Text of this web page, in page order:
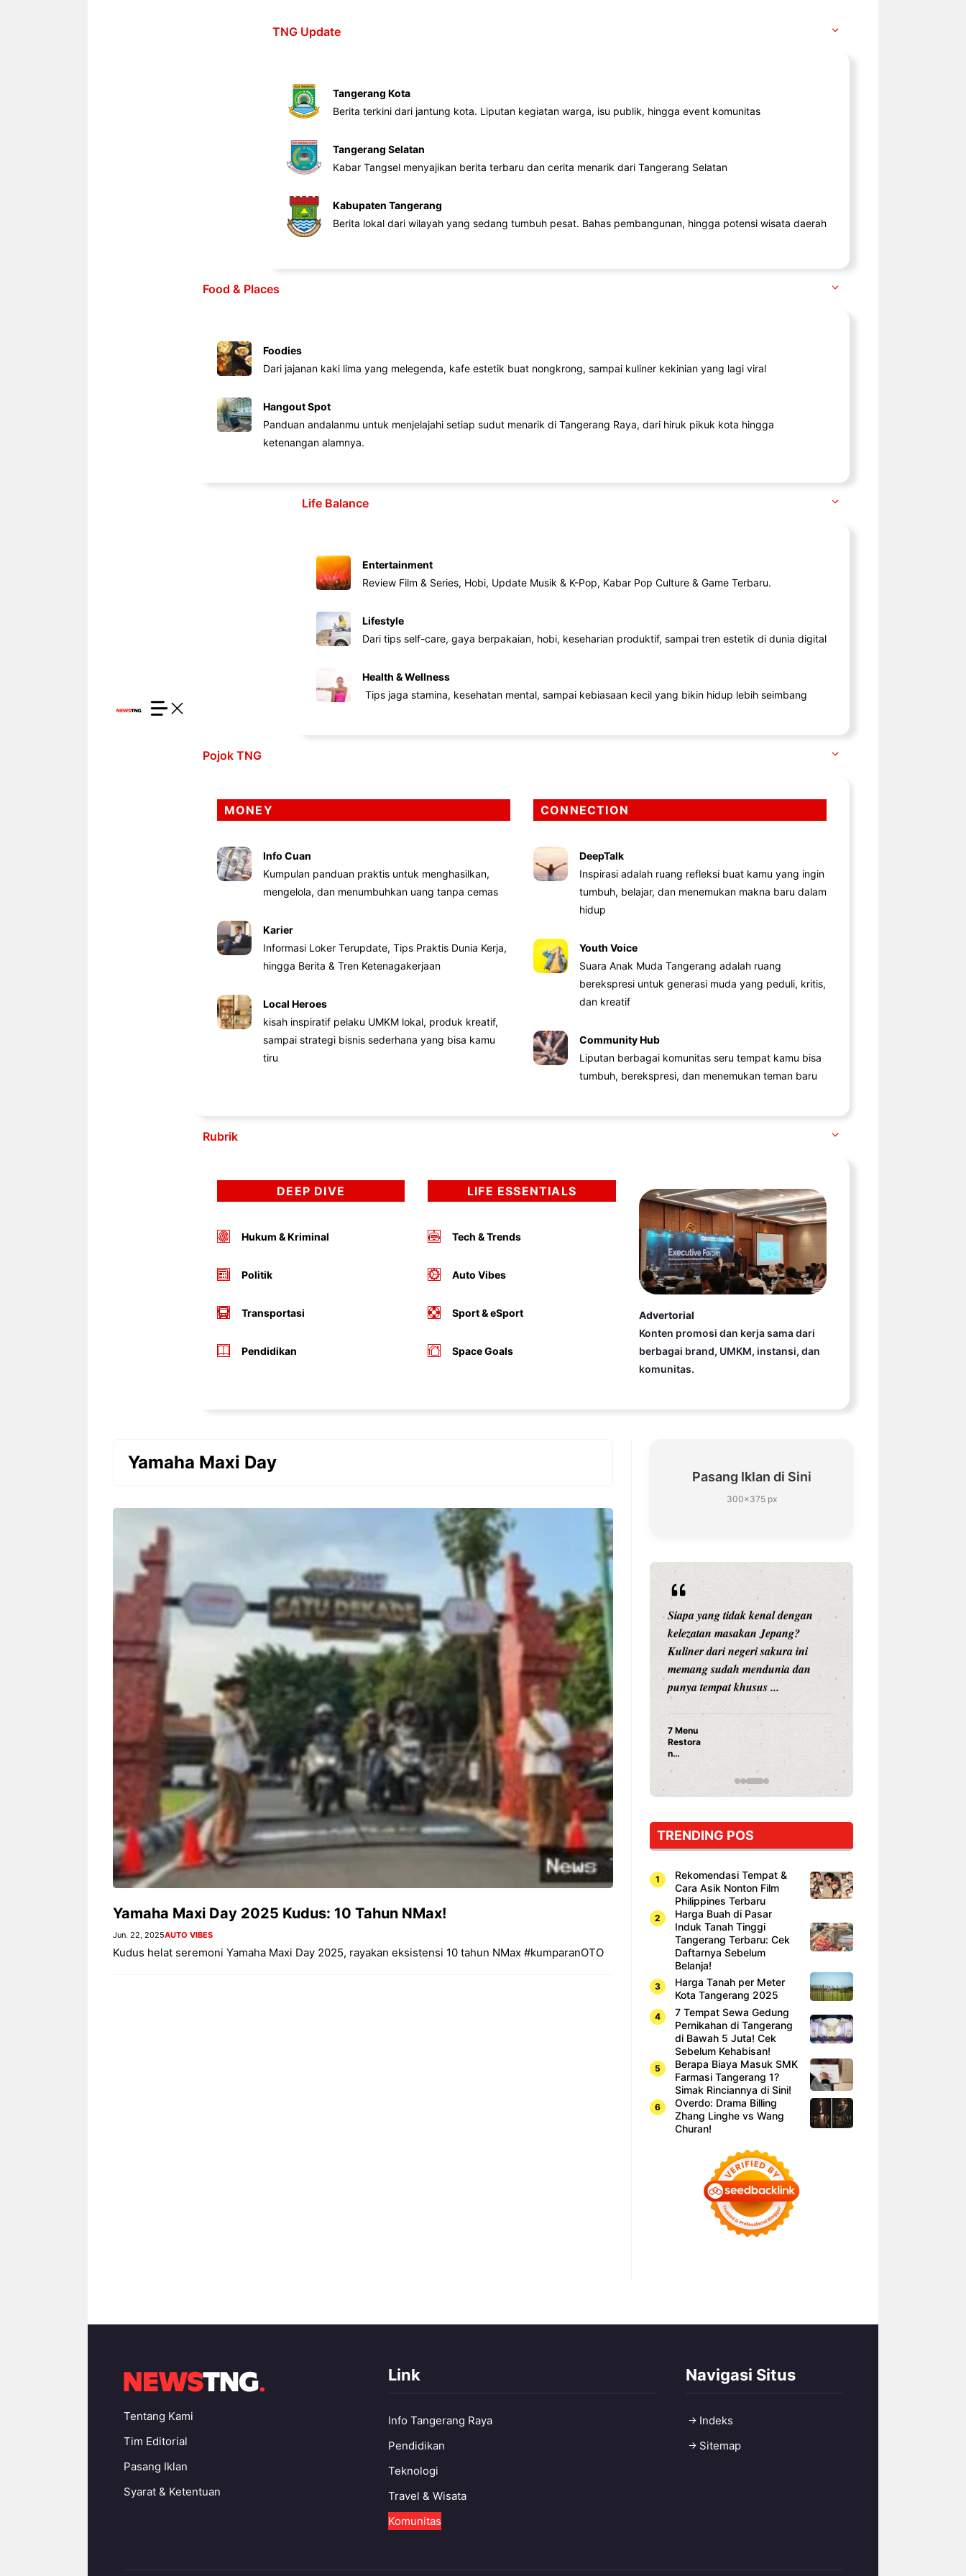
TNG Update
Tangerang Kota
Berita terkini dari jantung kota. Liputan kegiatan warga, isu publik, hingga event komunitas
Tangerang Selatan
Kabar Tangsel menyajikan berita terbaru dan cerita menarik dari Tangerang Selatan
Kabupaten Tangerang
Berita lokal dari wilayah yang sedang tumbuh pesat. Bahas pembangunan, hingga potensi wisata daerah
Food & Places
Foodies
Dari jajanan kaki lima yang melegenda, kafe estetik buat nongkrong, sampai kuliner kekinian yang lagi viral
Hangout Spot
Panduan andalanmu untuk menjelajahi setiap sudut menarik di Tangerang Raya, dari hiruk pikuk kota hingga
ketenangan alamnya.
Life Balance
Entertainment
Review Film & Series, Hobi, Update Musik & K-Pop, Kabar Pop Culture & Game Terbaru.
Lifestyle
Dari tips self-care, gaya berpakaian, hobi, keseharian produktif, sampai tren estetik di dunia digital
Health & Wellness
Tips jaga stamina, kesehatan mental, sampai kebiasaan kecil yang bikin hidup lebih seimbang
Pojok TNG
MONEY
Info Cuan
Kumpulan panduan praktis untuk menghasilkan,
mengelola, dan menumbuhkan uang tanpa cemas
Karier
Informasi Loker Terupdate, Tips Praktis Dunia Kerja,
hingga Berita & Tren Ketenagakerjaan
Local Heroes
kisah inspiratif pelaku UMKM lokal, produk kreatif,
sampai strategi bisnis sederhana yang bisa kamu
tiru
CONNECTION
DeepTalk
Inspirasi adalah ruang refleksi buat kamu yang ingin
tumbuh, belajar, dan menemukan makna baru dalam
hidup
Youth Voice
Suara Anak Muda Tangerang adalah ruang
berekspresi untuk generasi muda yang peduli, kritis,
dan kreatif
Community Hub
Liputan berbagai komunitas seru tempat kamu bisa
tumbuh, berekspresi, dan menemukan teman baru
Rubrik
DEEP DIVE
Hukum & Kriminal
Politik
Transportasi
Pendidikan
LIFE ESSENTIALS
Tech & Trends
Auto Vibes
Sport & eSport
Space Goals
Advertorial
Konten promosi dan kerja sama dari
berbagai brand, UMKM, instansi, dan
komunitas.
Yamaha Maxi Day
Yamaha Maxi Day 2025 Kudus: 10 Tahun NMax!
Jun. 22, 2025AUTO VIBES
Kudus helat seremoni Yamaha Maxi Day 2025, rayakan eksistensi 10 tahun NMax #kumparanOTO
Pasang Iklan di Sini
300×375 px
Siapa sangka, dua nama besar di
dunia hiburan, Nunung Srimulat
dan Vicky Prasetyo, kini merambah
dunia kuliner dengan membuka
Nunung Srimulat & Vicky
Prasetyo Buka Restoran
Ayam Panggang! Cuma Rp
15 Ribu, Resep Rahasia
Bandung – Menyambut pergantian
tahun 2026, restoran all you can
eat Kakkoii All You Can Eat
Bandung menghadirkan
penawaran spesial ...
Sambut 2026, Kakkoii
Bandung Hadirkan Pesta All
You Can Eat Mulai Rp
145.000
Pernah gak sih kamu mulai
ngerjain sesuatu cuma buat iseng-
iseng, eh ternyata malah jadi
peluang bisnis yang
menguntungkan? Nah, itulah ...
Dari Iseng Jadi Cuan: Kisah
TUM_ATUL yang Ubah
Hampers Jadi Bisnis Kece
Siapa yang tidak kenal dengan
kelezatan masakan Jepang?
Kuliner dari negeri sakura ini
memang sudah mendunia dan
punya tempat khusus ...
7 Menu
Restora
n
yang
Dicoba,
Cuma
Sushi!
TRENDING POS
Rekomendasi Tempat &
Cara Asik Nonton Film
Philippines Terbaru
Harga Buah di Pasar
Induk Tanah Tinggi
Tangerang Terbaru: Cek
Daftarnya Sebelum
Belanja!
Harga Tanah per Meter
Kota Tangerang 2025
7 Tempat Sewa Gedung
Pernikahan di Tangerang
di Bawah 5 Juta! Cek
Sebelum Kehabisan!
Berapa Biaya Masuk SMK
Farmasi Tangerang 1?
Simak Rinciannya di Sini!
Overdo: Drama Billing
Zhang Linghe vs Wang
Churan!
Tentang Kami
Tim Editorial
Pasang Iklan
Syarat & Ketentuan
Link
Info Tangerang Raya
Pendidikan
Teknologi
Travel & Wisata
Komunitas
Navigasi Situs
Indeks
Sitemap